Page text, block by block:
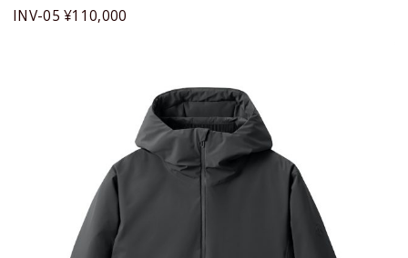
INV-05 ¥110,000